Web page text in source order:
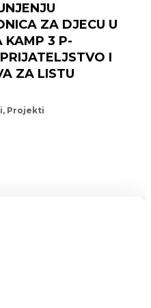
ZA DJECU U
KAMP 3 P-
I
ZA LISTU
, Projekti